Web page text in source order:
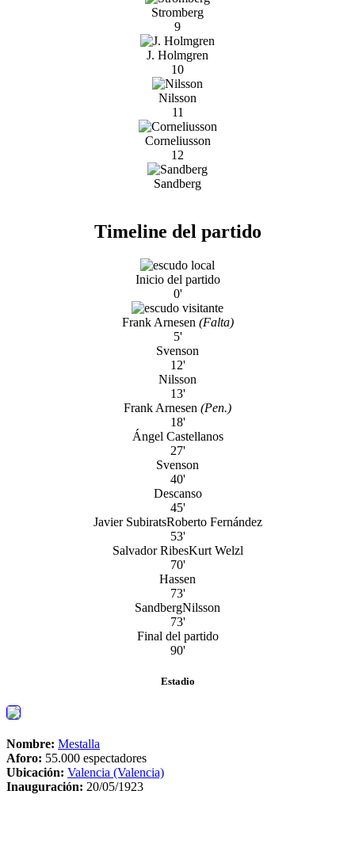
Stromberg
9
J. Holmgren
10
Nilsson
11
Corneliusson
12
Sandberg
Timeline del partido
Inicio del partido
0'
Frank Arnesen (Falta)
5'
Svenson
12'
Nilsson
13'
Frank Arnesen (Pen.)
18'
Ángel Castellanos
27'
Svenson
40'
Descanso
45'
Javier SubiratsRoberto Fernández
53'
Salvador RibesKurt Welzl
70'
Hassen
73'
SandbergNilsson
73'
Final del partido
90'
Estadio
Nombre: Mestalla
Aforo: 55.000 espectadores
Ubicación: Valencia (Valencia)
Inauguración: 20/05/1923